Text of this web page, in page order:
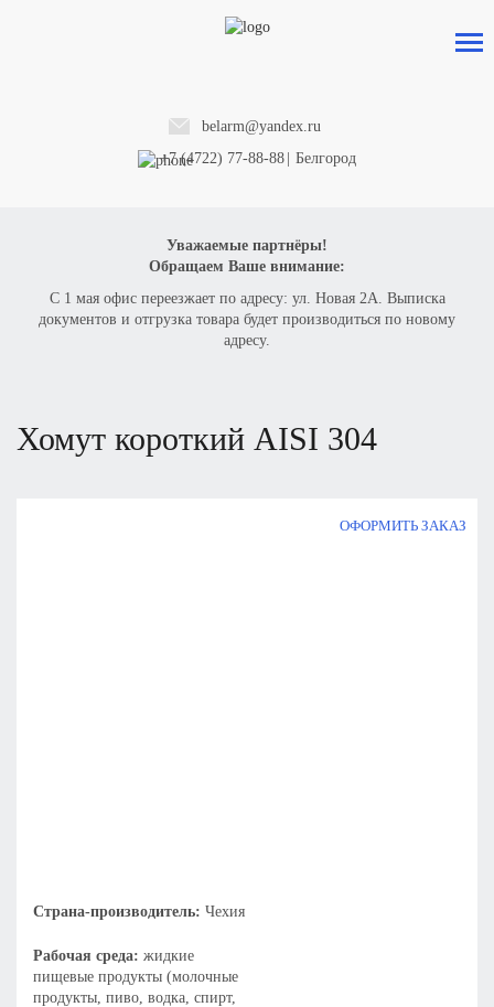
belarm@yandex.ru
+7 (4722) 77-88-88
Белгород
Уважаемые партнёры!
Обращаем Ваше внимание:
С 1 мая офис переезжает по адресу: ул. Новая 2А. Выписка
документов и отгрузка товара будет производиться по новому
адресу.
хомут короткий AISI 304
ОФОРМИТЬ ЗАКАЗ
Страна-производитель: Чехия
Рабочая среда: жидкие
пищевые продукты (молочные
продукты, пиво, водка, спирт,